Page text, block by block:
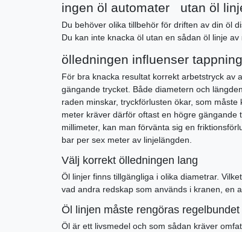
ingen öl automater utan öl
Du behöver olika tillbehör för driften av din öl
Du kan inte knacka öl utan en sådan öl linje
ölledningen influenser
För bra knacka resultat korrekt arbetstryck
gängande trycket. Både diametern och
raden minskar, tryckförlusten ökar, som
meter kräver därför oftast en högre
millimeter, kan man förvänta sig en
bar per sex meter av linjelängden.
Välj korrekt ölledningen lang
Öl linjer finns tillgängliga i olika diametrar.
vad andra redskap som används i kranen, en
Öl linjen måste rengöras regelbundet
Öl är ett livsmedel och som sådan kräver